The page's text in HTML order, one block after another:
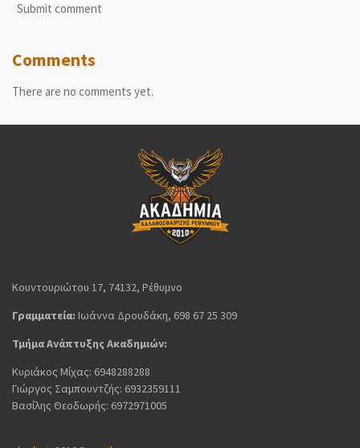
Submit comment
Comments
There are no comments yet.
Κουντουριώτου 17, 74132, Ρέθυμνο
Γραμματεία: Ιωάννα Δρουδάκη, 698 67 25 309
Τμήμα Ανάπτυξης Ακαδημιών:
Κυριάκος Μίχας: 6948288288
Γιώργος Σαμπουντζής: 6932359111
Βασίλης Θεοδωρής: 6972971005